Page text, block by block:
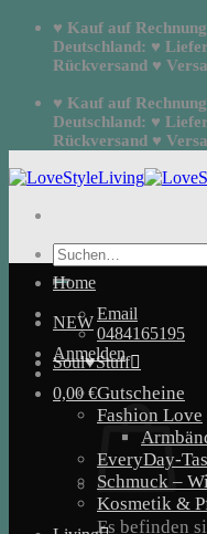
Zum
springen
♥ Kauf auf
Deutschland: ♥
Rückversand ♥
♥ Kauf auf
Deutschland: ♥
Rückversand ♥
Suchen
nach:
Email
0484165195
Anmelden
0,00€
Es befinden
Home
NEW
Soul♥Stuff
Gutscheine
Fashion Love
EveryDay-
Schmuck –
Kosmetik &